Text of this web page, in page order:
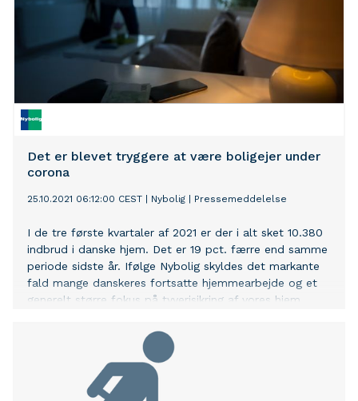
Det er blevet tryggere at være boligejer under
corona
25.10.2021 06:12:00 CEST Nybolig Pressemeddelelse
I de tre første kvartaler af 2021 er der i alt sket 10.380
indbrud i danske hjem. Det er 19 pct. færre end samme
periode sidste år. Ifølge Nybolig skyldes det markante
fald mange danskeres fortsatte hjemmearbejde og et
generelt større fokus på tyverisikring af vores hjem.